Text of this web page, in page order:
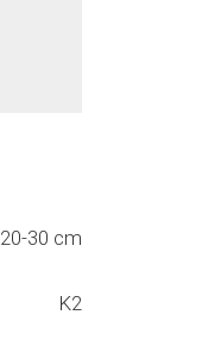
20-30 cm
K2